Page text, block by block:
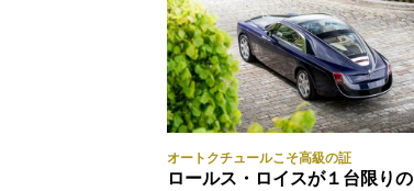
オートクチュールこそ高級の証
ロールス・ロイスが１台限りの